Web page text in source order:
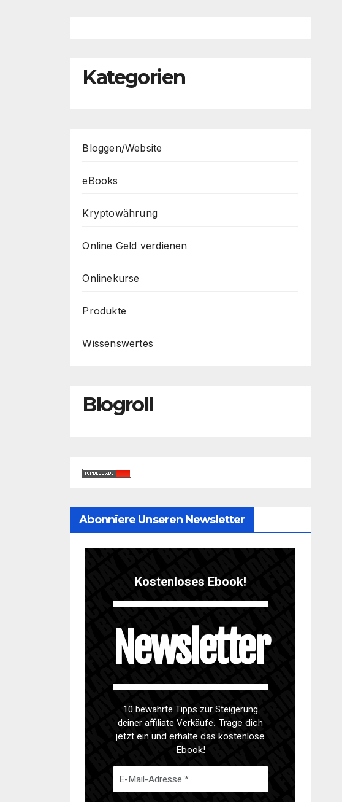
Kategorien
Bloggen/Website
eBooks
Kryptowährung
Online Geld verdienen
Onlinekurse
Produkte
Wissenswertes
Blogroll
Abonniere Unseren Newsletter
Kostenloses Ebook!
Newsletter
10 bewährte Tipps zur Steigerung
deiner affiliate Verkäufe. Trage dich
jetzt ein und erhalte das kostenlose
Ebook!